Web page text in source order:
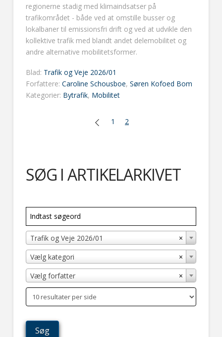
regionerne stadig med klimaindsatser på
trafikområdet - både ved at omstille busser og
lokalbaner til emissionsfri drift og ved at udvikle den
kollektive trafik med blandt andet delemobilitet og
andre alternative mobilitetsformer.
Blad: Trafik og Veje 2026/01
Forfattere: Caroline Schousboe, Søren Kofoed Bom
Kategorier: Bytrafik, Mobilitet
1 2
SØG I ARTIKELARKIVET
×
Trafik og Veje 2026/01
×
Vælg kategori
×
Vælg forfatter